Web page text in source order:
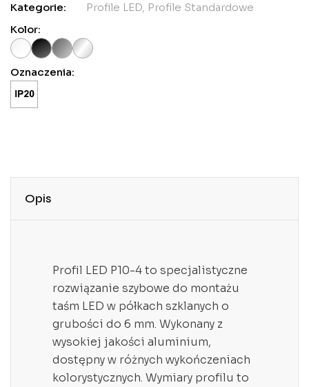
Kategorie:
Profile LED, Profile Standardowe
Kolor:
Oznaczenia:
Opis
Profil LED P10-4 to specjalistyczne
rozwiązanie szybowe do montażu
taśm LED w półkach szklanych o
grubości do 6 mm. Wykonany z
wysokiej jakości aluminium,
dostępny w różnych wykończeniach
kolorystycznych. Wymiary profilu to